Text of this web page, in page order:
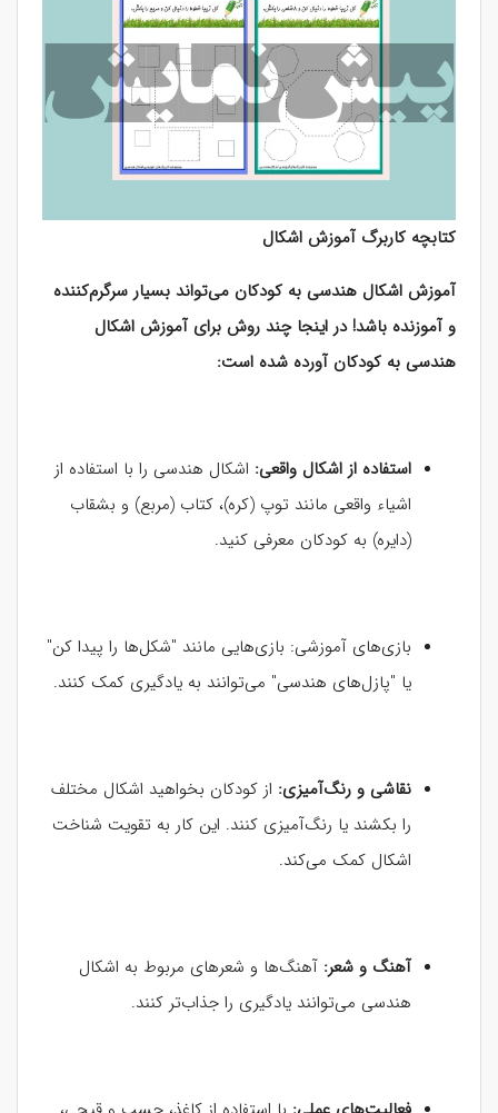
کتابچه کاربرگ آموزش اشکال
آموزش اشکال هندسی به کودکان می‌تواند بسیار سرگرم‌کننده
و آموزنده باشد! در اینجا چند روش برای آموزش اشکال
هندسی به کودکان آورده شده است:
استفاده از اشکال واقعی: اشکال هندسی را با استفاده از
اشیاء واقعی مانند توپ (کره)، کتاب (مربع) و بشقاب
(دایره) به کودکان معرفی کنید.
بازی‌های آموزشی: بازی‌هایی مانند "شکل‌ها را پیدا کن"
یا "پازل‌های هندسی" می‌توانند به یادگیری کمک کنند.
نقاشی و رنگ‌آمیزی: از کودکان بخواهید اشکال مختلف
را بکشند یا رنگ‌آمیزی کنند. این کار به تقویت شناخت
اشکال کمک می‌کند.
آهنگ و شعر: آهنگ‌ها و شعرهای مربوط به اشکال
هندسی می‌توانند یادگیری را جذاب‌تر کنند.